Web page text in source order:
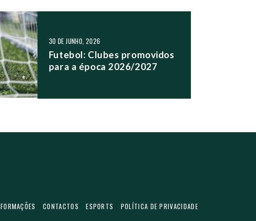
30 DE JUNHO, 2026
Futebol: Clubes promovidos
para a época 2026/2027
FORMAÇÕES CONTACTOS ESPORTS POLÍTICA DE PRIVACIDADE